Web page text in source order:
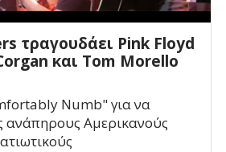
τραγουδάει Pink Floyd
και Tom Morello
Numb" για να
ανάπηρους Αμερικανούς